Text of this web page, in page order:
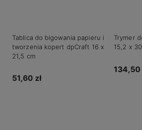
Tablica do bigowania papieru i
tworzenia kopert dpCraft 16 x
21,5 cm
51,60 zł
Trymer
15,2 x
134,50